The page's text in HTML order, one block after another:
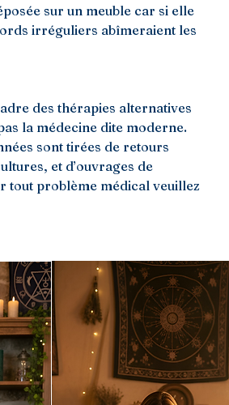
sur un meuble car si elle
irréguliers abîmeraient les
des thérapies alternatives
la médecine dite moderne.
sont tirées de retours
et d’ouvrages de
tout problème médical veuillez